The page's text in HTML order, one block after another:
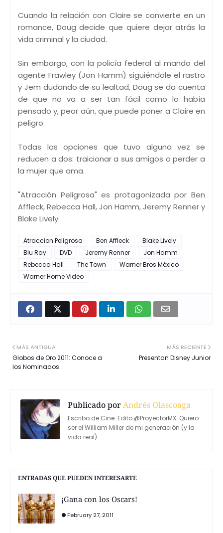
Cuando la relación con Claire se convierte en un
romance, Doug decide que quiere dejar atrás la
vida criminal y la ciudad.
Sin embargo, con la policía federal al mando del
agente Frawley (Jon Hamm) siguiéndole el rastro
y Jem dudando de su lealtad, Doug se da cuenta
de que no va a ser tan fácil como lo había
pensado y, peor aún, que puede poner a Claire en
peligro.
Todas las opciones que tuvo alguna vez se
reducen a dos: traicionar a sus amigos o perder a
la mujer que ama.
"Atracción Peligrosa" es protagonizada por Ben
Affleck, Rebecca Hall, Jon Hamm, Jeremy Renner y
Blake Lively.
Atraccion Peligrosa Ben Affleck
Blake Lively
Blu Ray
DVD Jeremy Renner
Jon Hamm
Rebecca Hall
The Town
Warner Bros México
Warner Home Video
MÁS RECIENTE
Presentan Disney Junior
MÁS ANTIGUA
Globos de Oro 2011: Conoce a
los Nominados
Publicado porAndrés Olascoaga
Escribo de Cine. Edito @ProyectorMX. Quiero
ser el William Miller de mi generación (y la
vida real).
ENTRADAS QUE PUEDEN INTERESARTE
¡Gana con los Oscars!
February 27, 2011